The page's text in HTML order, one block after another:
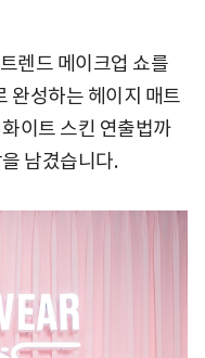
렌드 메이크업 쇼를
완성하는 헤이지 매트
이트 스킨 연출법까
남겼습니다.